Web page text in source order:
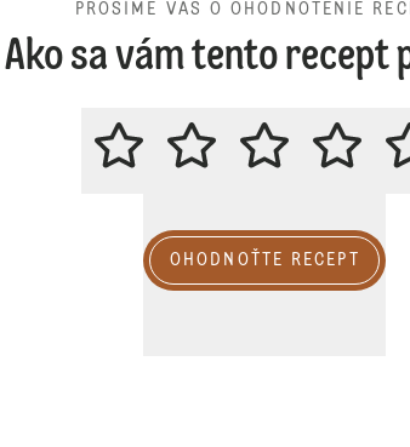
PROSÍME VÁS O OHODNOTENIE
Ako sa vám tento recept
PROSÍME VÁS O
OHODNOŤTE RECEPT